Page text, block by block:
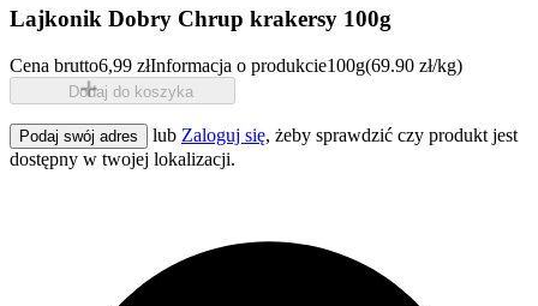
Lajkonik Dobry Chrup krakersy 100g
Cena brutto6,99 złInformacja o produkcie100g(69.90 zł/kg)
Dodaj do koszyka
Podaj swój adres lub Zaloguj się, żeby sprawdzić czy produkt jest
dostępny w twojej lokalizacji.